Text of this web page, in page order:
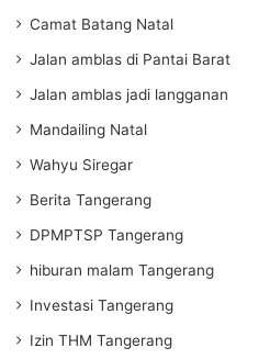
Camat Batang Natal
Jalan amblas di Pantai Barat
Jalan amblas jadi langganan
Mandailing Natal
Wahyu Siregar
Berita Tangerang
DPMPTSP Tangerang
hiburan malam Tangerang
Investasi Tangerang
Izin THM Tangerang